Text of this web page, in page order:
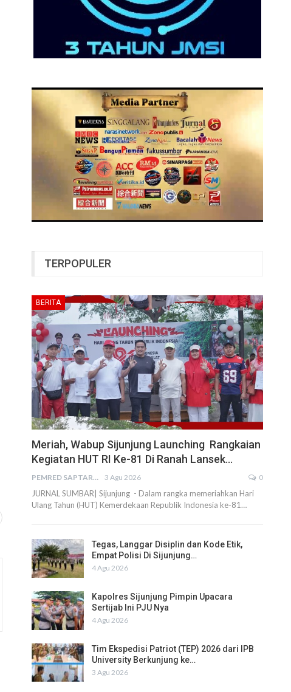
TERPOPULER
BERITA
Meriah, Wabup Sijunjung Launching Rangkaian
Kegiatan HUT RI Ke-81 Di Ranah Lansek…
PEMRED SAPTARIUS 3 Agu 2026 0
JURNAL SUMBAR| Sijunjung - Dalam rangka memeriahkan Hari
Ulang Tahun (HUT) Kemerdekaan Republik Indonesia ke-81…
Tegas, Langgar Disiplin dan Kode Etik,
Empat Polisi Di Sijunjung…
4 Agu 2026
Kapolres Sijunjung Pimpin Upacara
Sertijab Ini PJU Nya
4 Agu 2026
Tim Ekspedisi Patriot (TEP) 2026 dari IPB
University Berkunjung ke…
3 Agu 2026